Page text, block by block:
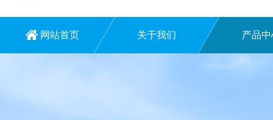
网站首页 关于我们 产品中